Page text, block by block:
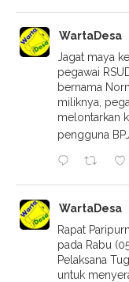
WartaDesa
Jagat maya
pegawai
bernama
miliknya,
melontarkan
pengguna
WartaDesa
Rapat
pada Rabu
Pelaksana
untuk